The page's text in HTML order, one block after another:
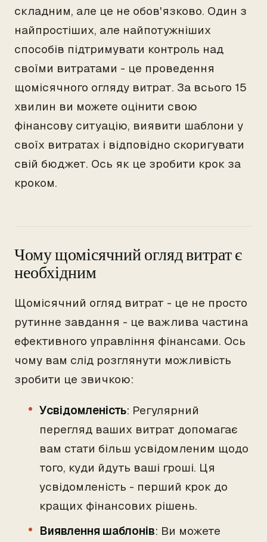
складним, але це не обов'язково. Один з
найпростіших, але найпотужніших
способів підтримувати контроль над
своїми витратами - це проведення
щомісячного огляду витрат. За всього 15
хвилин ви можете оцінити свою
фінансову ситуацію, виявити шаблони у
своїх витратах і відповідно скоригувати
свій бюджет. Ось як це зробити крок за
кроком.
Чому щомісячний огляд витрат є
необхідним
Щомісячний огляд витрат - це не просто
рутинне завдання - це важлива частина
ефективного управління фінансами. Ось
чому вам слід розглянути можливість
зробити це звичкою:
Усвідомленість: Регулярний
перегляд ваших витрат допомагає
вам стати більш усвідомленим щодо
того, куди йдуть ваші гроші. Ця
усвідомленість - перший крок до
кращих фінансових рішень.
Виявлення шаблонів: Ви можете